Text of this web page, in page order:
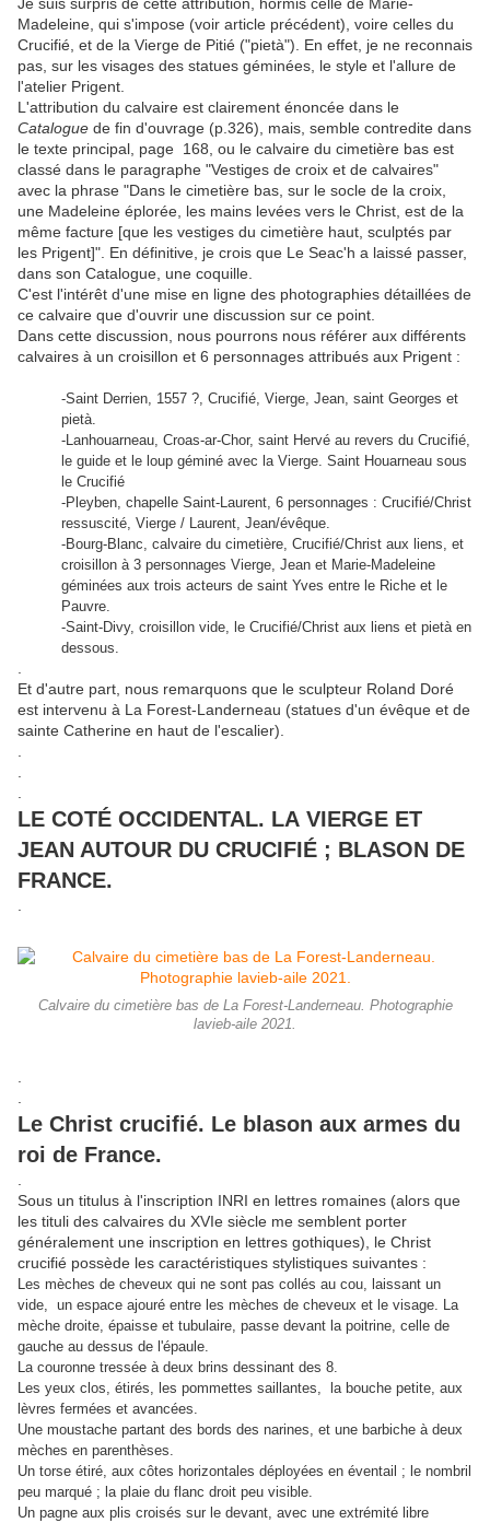
Madeleine, qui s'impose (voir article précédent), voire celles du
Crucifié, et de la Vierge de Pitié ("pietà"). En effet, je ne reconnais
pas, sur les visages des statues géminées, le style et l'allure de
l'atelier Prigent.
L'attribution du calvaire est clairement énoncée dans le
Catalogue de fin d'ouvrage (p.326), mais, semble contredite dans
le texte principal, page 168, ou le calvaire du cimetière bas est
classé dans le paragraphe "Vestiges de croix et de calvaires"
avec la phrase "Dans le cimetière bas, sur le socle de la croix,
une Madeleine éplorée, les mains levées vers le Christ, est de la
même facture [que les vestiges du cimetière haut, sculptés par
les Prigent]". En définitive, je crois que Le Seac'h a laissé passer,
dans son Catalogue, une coquille.
C'est l'intérêt d'une mise en ligne des photographies détaillées de
ce calvaire que d'ouvrir une discussion sur ce point.
Dans cette discussion, nous pourrons nous référer aux différents
calvaires à un croisillon et 6 personnages attribués aux Prigent :
-Saint Derrien, 1557 ?, Crucifié, Vierge, Jean, saint Georges et
pietà.
-Lanhouarneau, Croas-ar-Chor, saint Hervé au revers du Crucifié,
le guide et le loup géminé avec la Vierge. Saint Houarneau sous
le Crucifié
-Pleyben, chapelle Saint-Laurent, 6 personnages : Crucifié/Christ
ressuscité, Vierge / Laurent, Jean/évêque.
-Bourg-Blanc, calvaire du cimetière, Crucifié/Christ aux liens, et
croisillon à 3 personnages Vierge, Jean et Marie-Madeleine
géminées aux trois acteurs de saint Yves entre le Riche et le
Pauvre.
-Saint-Divy, croisillon vide, le Crucifié/Christ aux liens et pietà en
dessous.
Et d'autre part, nous remarquons que le sculpteur Roland Doré
est intervenu à La Forest-Landerneau (statues d'un évêque et de
sainte Catherine en haut de l'escalier).
LE COTÉ OCCIDENTAL. LA VIERGE ET
JEAN AUTOUR DU CRUCIFIÉ ; BLASON DE
FRANCE.
Calvaire du cimetière bas de La Forest-Landerneau. Photographie
lavieb-aile 2021.
Le Christ crucifié. Le blason aux armes du
roi de France.
Sous un titulus à l'inscription INRI en lettres romaines (alors que
les tituli des calvaires du XVIe siècle me semblent porter
généralement une inscription en lettres gothiques), le Christ
crucifié possède les caractéristiques stylistiques suivantes :
Les mèches de cheveux qui ne sont pas collés au cou, laissant un
vide, un espace ajouré entre les mèches de cheveux et le visage. La
mèche droite, épaisse et tubulaire, passe devant la poitrine, celle de
gauche au dessus de l'épaule.
La couronne tressée à deux brins dessinant des 8.
Les yeux clos, étirés, les pommettes saillantes, la bouche petite, aux
lèvres fermées et avancées.
Une moustache partant des bords des narines, et une barbiche à deux
mèches en parenthèses.
Un torse étiré, aux côtes horizontales déployées en éventail ; le nombril
peu marqué ; la plaie du flanc droit peu visible.
Un pagne aux plis croisés sur le devant, avec une extrémité libre